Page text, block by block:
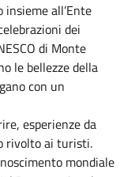
insieme all’Ente
dei
di Monte
le bellezze della
con un
esperienze da
rivolto ai turisti.
mondiale